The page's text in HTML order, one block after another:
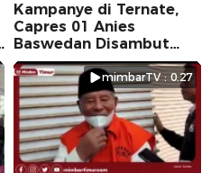
Kampanye di Ternate,
Capres 01 Anies
Baswedan Disambut
Ribuan Warga
mimbarTV : 0.27